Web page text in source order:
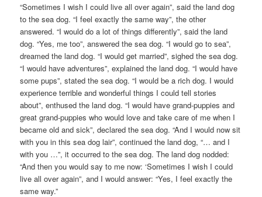
“Sometimes I wish I could live all over again”, said the land dog
to the sea dog. “I feel exactly the same way”, the other
answered. “I would do a lot of things differently”, said the land
dog. “Yes, me too”, answered the sea dog. “I would go to sea”,
dreamed the land dog. “I would get married”, sighed the sea dog.
“I would have adventures”, explained the land dog. “I would have
some pups”, stated the sea dog. “I would be a rich dog. I would
experience terrible and wonderful things I could tell stories
about”, enthused the land dog. “I would have grand-puppies and
great grand-puppies who would love and take care of me when I
became old and sick”, declared the sea dog. “And I would now sit
with you in this sea dog lair”, continued the land dog, “… and I
with you …”, it occurred to the sea dog. The land dog nodded:
“And then you would say to me now: ‘Sometimes I wish I could
live all over again”, and I would answer: “Yes, I feel exactly the
same way.”